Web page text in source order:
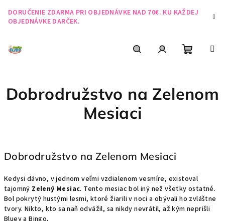
obsah
DORUČENIE ZDARMA PRI OBJEDNÁVKE NAD 70€. KU KAŽDEJ
OBJEDNÁVKE DARČEK.
košík
Dobrodružstvo na Zelenom
Mesiaci
Dobrodružstvo na Zelenom Mesiaci
Kedysi dávno, v jednom veľmi vzdialenom vesmíre, existoval
tajomný Zelený Mesiac. Tento mesiac bol iný než všetky ostatné.
Bol pokrytý hustými lesmi, ktoré žiarili v noci a obývali ho zvláštne
tvory. Nikto, kto sa naň odvážil, sa nikdy nevrátil, až kým neprišli
Bluey a Bingo.